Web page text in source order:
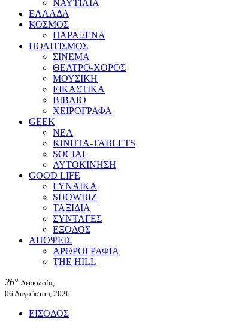
ΝΑΥΤΙΛΙΑ
ΕΛΛΑΔΑ
ΚΟΣΜΟΣ
ΠΑΡΑΞΕΝΑ
ΠΟΛΙΤΙΣΜΟΣ
ΣΙΝΕΜΑ
ΘΕΑΤΡΟ-ΧΟΡΟΣ
ΜΟΥΣΙΚΗ
ΕΙΚΑΣΤΙΚΑ
ΒΙΒΛΙΟ
ΧΕΙΡΟΓΡΑΦΑ
GEEK
ΝΕΑ
ΚΙΝΗΤΑ-TABLETS
SOCIAL
ΑΥΤΟΚΙΝΗΣΗ
GOOD LIFE
ΓΥΝΑΙΚΑ
SHOWBIZ
ΤΑΞΙΔΙΑ
ΣΥΝΤΑΓΕΣ
ΕΞΟΔΟΣ
ΑΠΟΨΕΙΣ
ΑΡΘΡΟΓΡΑΦΙΑ
THE HILL
26° Λευκωσία,
06 Αυγούστου, 2026
ΕΙΣΟΔΟΣ